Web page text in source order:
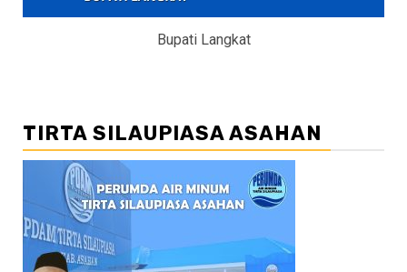
Bupati Langkat
TIRTA SILAUPIASA ASAHAN